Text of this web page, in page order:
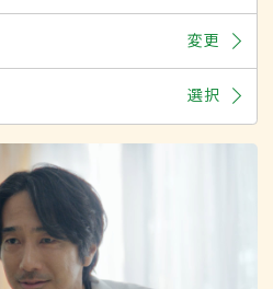
変更
選択